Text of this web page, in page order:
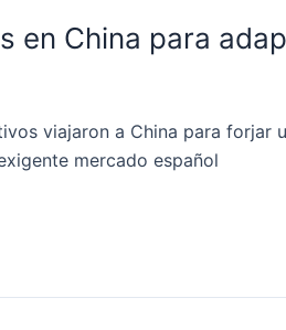
en China para
viajaron a China para forjar
mercado español